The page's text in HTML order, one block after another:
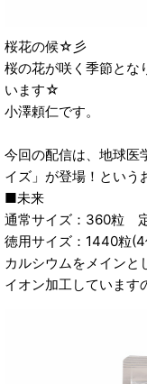
桜花の候☆彡
桜の花が咲く季節とな
います☆
小澤頼仁です。
今回の配信は、地球医
イズ」が登場！という
■未来
通常サイズ：360粒
徳用サイズ：1440粒
カルシウムをメインと
イオン加工しています